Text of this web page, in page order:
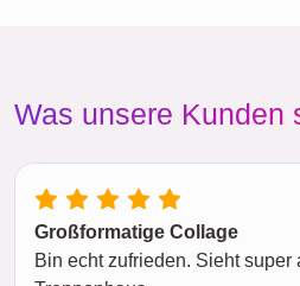
Was unsere Kunden
Großformatige Collage
Bin echt zufrieden. Sieht super